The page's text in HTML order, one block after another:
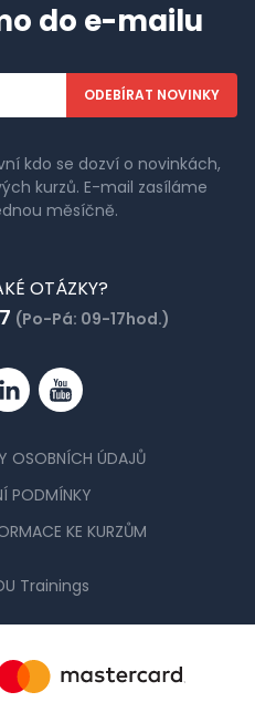
do e-mailu
kdo se dozví o novinkách,
kurzů. E-mail zasíláme
měsíčně.
OTÁZKY?
(Po-Pá: 09-17hod.)
LinkedinYouTube
OSOBNÍCH ÚDAJŮ
PODMÍNKY
KE KURZŮM
Trainings